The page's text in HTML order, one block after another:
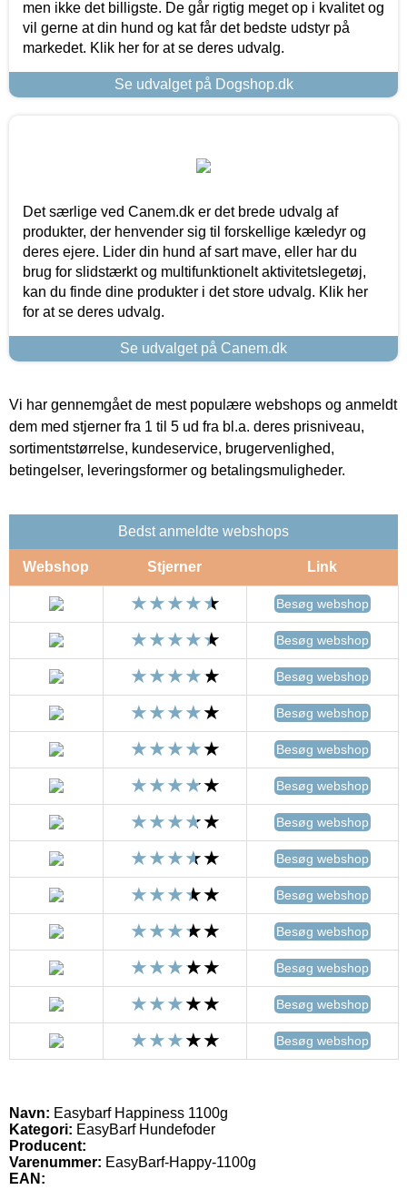
men ikke det billigste. De går rigtig meget op i kvalitet og
vil gerne at din hund og kat får det bedste udstyr på
markedet. Klik her for at se deres udvalg.
Se udvalget på Dogshop.dk
Det særlige ved Canem.dk er det brede udvalg af
produkter, der henvender sig til forskellige kæledyr og
deres ejere. Lider din hund af sart mave, eller har du
brug for slidstærkt og multifunktionelt aktivitetslegetøj,
kan du finde dine produkter i det store udvalg. Klik her
for at se deres udvalg.
Se udvalget på Canem.dk
Vi har gennemgået de mest populære webshops og anmeldt
dem med stjerner fra 1 til 5 ud fra bl.a. deres prisniveau,
sortimentstørrelse, kundeservice, brugervenlighed,
betingelser, leveringsformer og betalingsmuligheder.
Bedst anmeldte webshops
Webshop Stjerner Link
Besøg webshop
Besøg webshop
Besøg webshop
Besøg webshop
Besøg webshop
Besøg webshop
Besøg webshop
Besøg webshop
Besøg webshop
Besøg webshop
Besøg webshop
Besøg webshop
Besøg webshop
Navn: Easybarf Happiness 1100g
Kategori: EasyBarf Hundefoder
Producent:
Varenummer: EasyBarf-Happy-1100g
EAN: